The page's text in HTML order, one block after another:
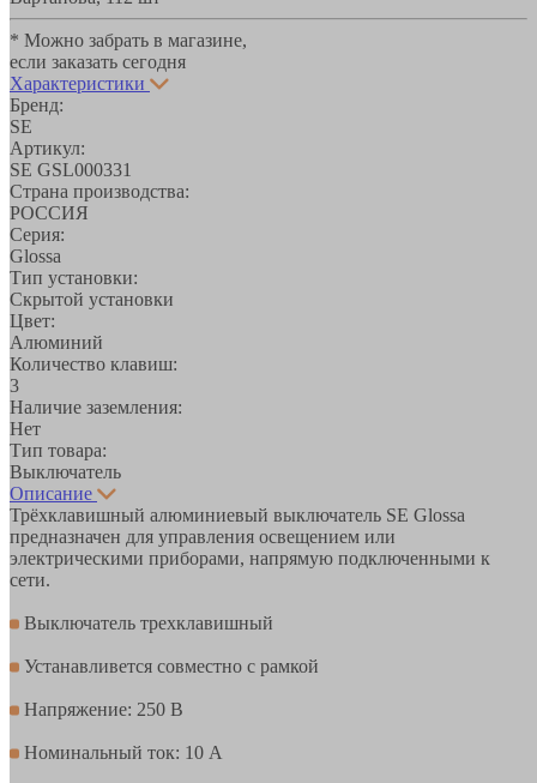
* Можно забрать в магазине,
если заказать сегодня
Характеристики
Бренд:
SE
Артикул:
SE GSL000331
Страна производства:
РОССИЯ
Серия:
Glossa
Тип установки:
Скрытой установки
Цвет:
Алюминий
Количество клавиш:
3
Наличие заземления:
Нет
Тип товара:
Выключатель
Описание
Трёхклавишный алюминиевый выключатель SE Glossa
предназначен для управления освещением или
электрическими приборами, напрямую подключенными к
сети.
Выключатель трехклавишный
Устанавливется совместно с рамкой
Напряжение: 250 В
Номинальный ток: 10 А